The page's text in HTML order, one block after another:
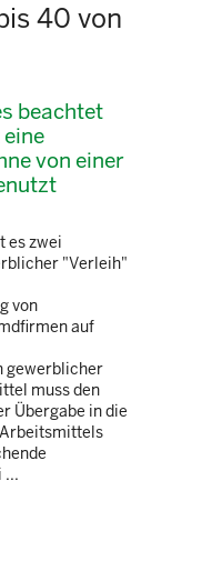
40 von
beachtet
von einer
es zwei
"Verleih"
von
auf
gewerblicher
muss den
Übergabe in die
...